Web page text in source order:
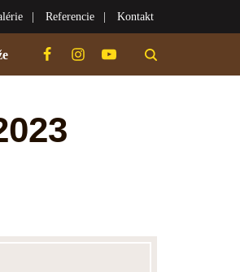
Referencie Kontakt